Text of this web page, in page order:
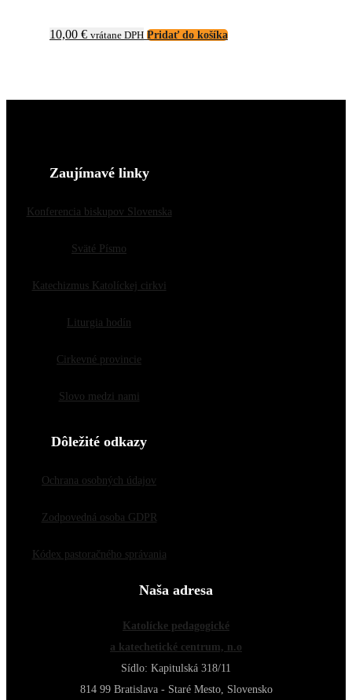
10,00 € vrátane DPH Pridať do košíka
Zaujímavé linky
Konferencia biskupov Slovenska
Sväté Písmo
Katechizmus Katolíckej cirkvi
Liturgia hodín
Cirkevné provincie
Slovo medzi nami
Dôležité odkazy
Ochrana osobných údajov
Zodpovedná osoba GDPR
Kódex pastoračného správania
Naša adresa
Katolícke pedagogické
a katechetické centrum, n.o
Sídlo: Kapitulská 318/11
814 99 Bratislava - Staré Mesto, Slovensko